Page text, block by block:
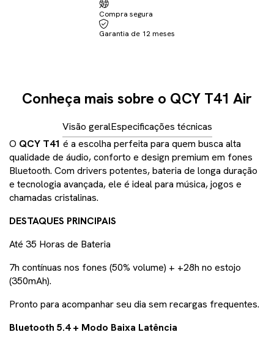
Compra segura
Garantia de 12 meses
Conheça mais sobre o QCY T41 Air
Visão geralEspecificações técnicas
O QCY T41 é a escolha perfeita para quem busca alta
qualidade de áudio, conforto e design premium em fones
Bluetooth. Com drivers potentes, bateria de longa duração
e tecnologia avançada, ele é ideal para música, jogos e
chamadas cristalinas.
DESTAQUES PRINCIPAIS
Até 35 Horas de Bateria
7h contínuas nos fones (50% volume) + +28h no estojo
(350mAh).
Pronto para acompanhar seu dia sem recargas frequentes.
Bluetooth 5.4 + Modo Baixa Latência